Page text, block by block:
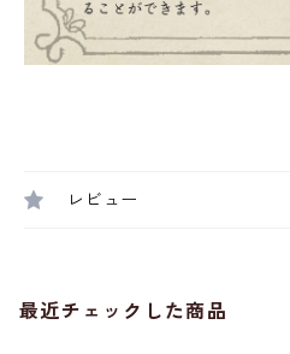
レビュー
最近チェックした商品